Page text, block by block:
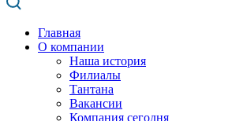
Главная
О компании
Наша история
Филиалы
Тантана
Вакансии
Компания сегодня